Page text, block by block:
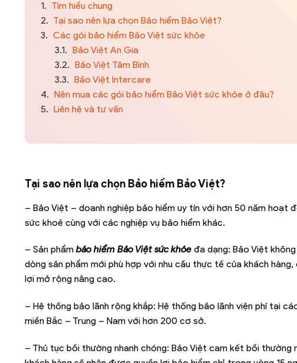
1. Tìm hiểu chung
2. Tại sao nên lựa chọn Bảo hiểm Bảo Việt?
3. Các gói bảo hiểm Bảo Việt sức khỏe
3.1. Bảo Việt An Gia
3.2. Bảo Việt Tâm Bình
3.3. Bảo Việt Intercare
4. Nên mua các gói bảo hiểm Bảo Việt sức khỏe ở đâu?
5. Liên hệ và tư vấn
Tại sao nên lựa chọn Bảo hiểm Bảo Việt?
– Bảo Việt – doanh nghiệp bảo hiểm uy tín với hơn 50 năm hoạt
sức khoẻ cùng với các nghiệp vụ bảo hiểm khác.
– Sản phẩm bảo hiểm Bảo Việt sức khỏe đa dạng: Bảo Việt
dòng sản phẩm mới phù hợp với nhu cầu thực tế của khách
lợi mở rộng nâng cao.
– Hệ thống bảo lãnh rộng khắp: Hệ thống bảo lãnh viện phí tại
miền Bắc – Trung – Nam với hơn 200 cơ sở.
– Thủ tục bồi thường nhanh chóng: Bảo Việt cam kết bồi